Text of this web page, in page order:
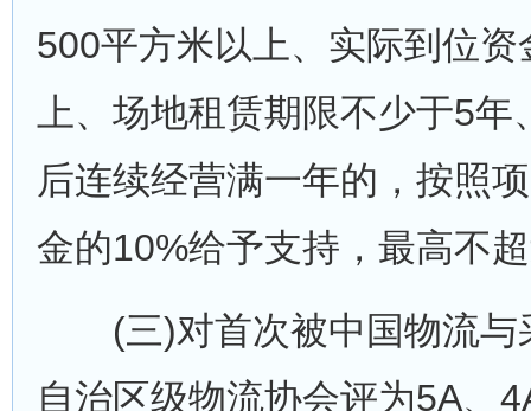
500平方米以上、实际到位
上、场地租赁期限不少于5
后连续经营满一年的，按照
金的10%给予支持，最高不
(三)对首次被中国物流与
自治区级物流协会评为5A、